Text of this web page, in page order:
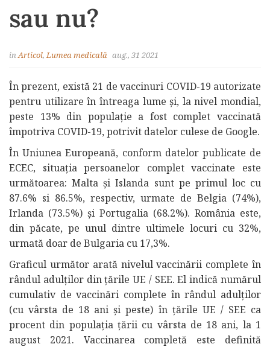
sau nu?
inArticol,Lumea medicală aug., 31 2021
În prezent, există 21 de vaccinuri COVID-19 autorizate
pentru utilizare în întreaga lume și, la nivel mondial,
peste 13% din populație a fost complet vaccinată
împotriva COVID-19, potrivit datelor culese de Google.
În Uniunea Europeană, conform datelor publicate de
ECEC, situația persoanelor complet vaccinate este
următoarea: Malta și Islanda sunt pe primul loc cu
87.6% si 86.5%, respectiv, urmate de Belgia (74%),
Irlanda (73.5%) și Portugalia (68.2%). România este,
din păcate, pe unul dintre ultimele locuri cu 32%,
urmată doar de Bulgaria cu 17,3%.
Graficul următor arată nivelul vaccinării complete în
rândul adulților din țările UE / SEE. El indică numărul
cumulativ de vaccinări complete în rândul adulților
(cu vârsta de 18 ani și peste) în țările UE / SEE ca
procent din populația țării cu vârsta de 18 ani, la 1
august 2021. Vaccinarea completă este definită